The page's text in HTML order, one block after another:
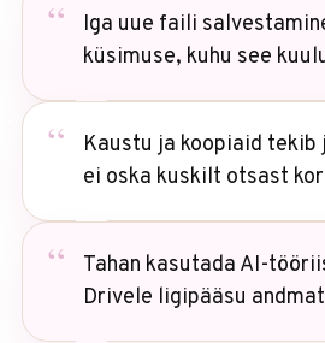
Iga uue faili
küsimuse, kuhu see
Kaustu ja koopiaid tekib
ei oska kuskilt otsast
Tahan kasutada AI-
Drivele ligipääsu